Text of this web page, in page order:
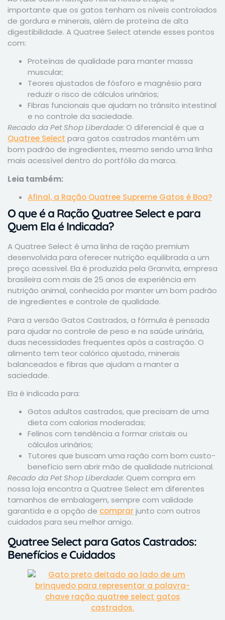
importante que os gatos tenham os níveis controlados
de gordura e minerais, além de proteína de alta
digestibilidade. A Quatree Select atende esses pontos
com:
Proteínas de qualidade para manter massa
muscular;
Teores ajustados de fósforo e magnésio para
reduzir o risco de cálculos urinários;
Fibras funcionais que ajudam no trânsito intestinal
e no controle da saciedade.
Recado da Pet Shop Liberdade: O diferencial é que a
Quatree Select para gatos castrados mantém um
bom padrão de ingredientes, mesmo sendo uma linha
mais acessível dentro do portfólio da marca.
Leia também:
Afinal, a Ração Quatree Supreme Gatos é Boa?
O que é a Ração Quatree Select e para
Quem Ela é Indicada?
A Quatree Select é uma linha de ração premium
desenvolvida para oferecer nutrição equilibrada a um
preço acessível. Ela é produzida pela Granvita, empresa
brasileira com mais de 25 anos de experiência em
nutrição animal, conhecida por manter um bom padrão
de ingredientes e controle de qualidade.
Para a versão Gatos Castrados, a fórmula é pensada
para ajudar no controle de peso e na saúde urinária,
duas necessidades frequentes após a castração. O
alimento tem teor calórico ajustado, minerais
balanceados e fibras que ajudam a manter a
saciedade.
Ela é indicada para:
Gatos adultos castrados, que precisam de uma
dieta com calorias moderadas;
Felinos com tendência a formar cristais ou
cálculos urinários;
Tutores que buscam uma ração com bom custo-
benefício sem abrir mão de qualidade nutricional.
Recado da Pet Shop Liberdade: Quem compra em
nossa loja encontra a Quatree Select em diferentes
tamanhos de embalagem, sempre com validade
garantida e a opção de comprar junto com outros
cuidados para seu melhor amigo.
Quatree Select para Gatos Castrados:
Benefícios e Cuidados